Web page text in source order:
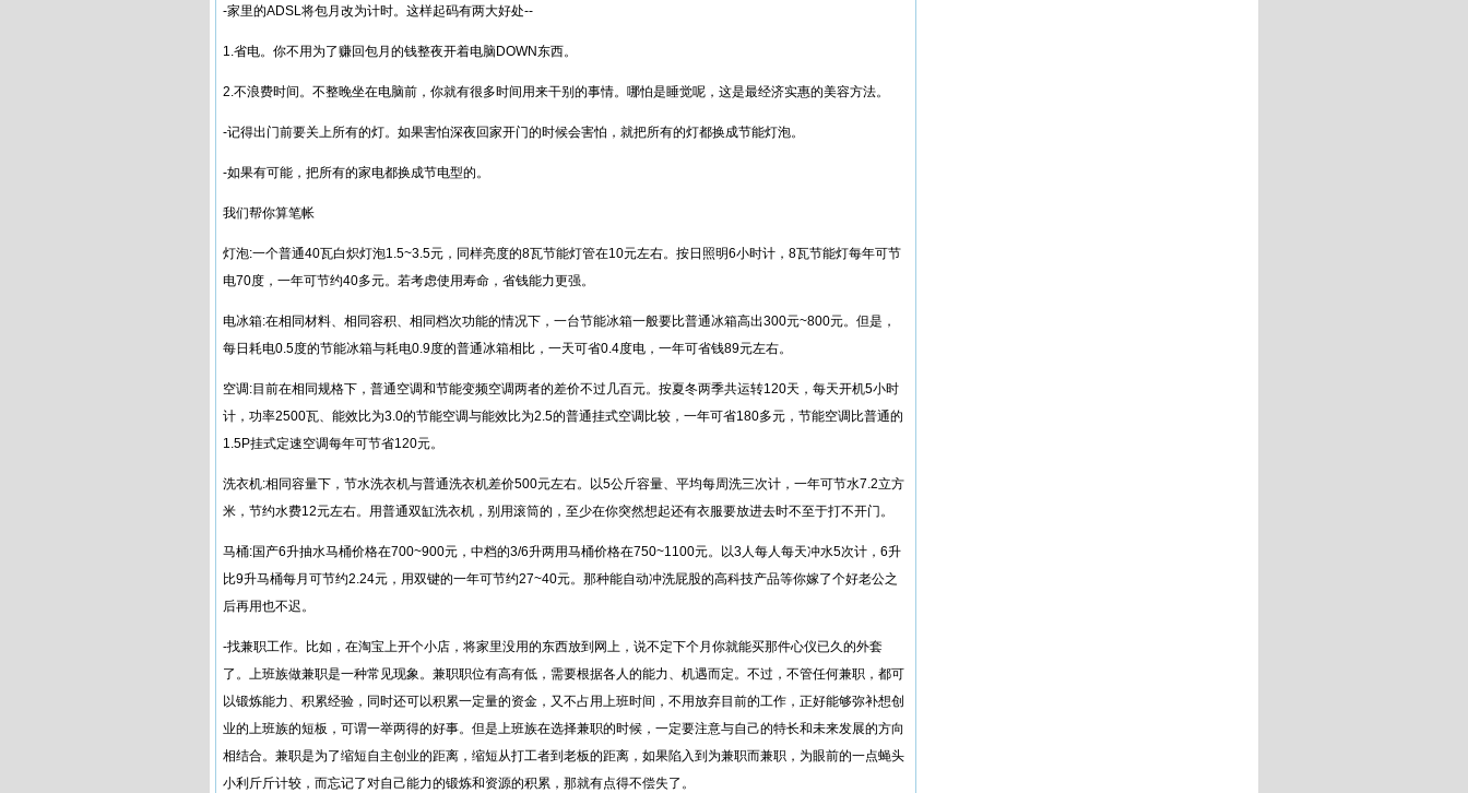
-家里的ADSL将包月改为计时。这样起码有两大好处--
1.省电。你不用为了赚回包月的钱整夜开着电脑DOWN东西。
2.不浪费时间。不整晚坐在电脑前，你就有很多时间用来干别的事情。哪怕是睡觉呢，这是最经济实惠的美容方法。
-记得出门前要关上所有的灯。如果害怕深夜回家开门的时候会害怕，就把所有的灯都换成节能灯泡。
-如果有可能，把所有的家电都换成节电型的。
我们帮你算笔帐
灯泡:一个普通40瓦白炽灯泡1.5~3.5元，同样亮度的8瓦节能灯管在10元左右。按日照明6小时计，8瓦节能灯每年可节
电70度，一年可节约40多元。若考虑使用寿命，省钱能力更强。
电冰箱:在相同材料、相同容积、相同档次功能的情况下，一台节能冰箱一般要比普通冰箱高出300元~800元。但是，
每日耗电0.5度的节能冰箱与耗电0.9度的普通冰箱相比，一天可省0.4度电，一年可省钱89元左右。
空调:目前在相同规格下，普通空调和节能变频空调两者的差价不过几百元。按夏冬两季共运转120天，每天开机5小时
计，功率2500瓦、能效比为3.0的节能空调与能效比为2.5的普通挂式空调比较，一年可省180多元，节能空调比普通的
1.5P挂式定速空调每年可节省120元。
洗衣机:相同容量下，节水洗衣机与普通洗衣机差价500元左右。以5公斤容量、平均每周洗三次计，一年可节水7.2立方
米，节约水费12元左右。用普通双缸洗衣机，别用滚筒的，至少在你突然想起还有衣服要放进去时不至于打不开门。
马桶:国产6升抽水马桶价格在700~900元，中档的3/6升两用马桶价格在750~1100元。以3人每人每天冲水5次计，6升
比9升马桶每月可节约2.24元，用双键的一年可节约27~40元。那种能自动冲洗屁股的高科技产品等你嫁了个好老公之
后再用也不迟。
-找兼职工作。比如，在淘宝上开个小店，将家里没用的东西放到网上，说不定下个月你就能买那件心仪已久的外套
了。上班族做兼职是一种常见现象。兼职职位有高有低，需要根据各人的能力、机遇而定。不过，不管任何兼职，都可
以锻炼能力、积累经验，同时还可以积累一定量的资金，又不占用上班时间，不用放弃目前的工作，正好能够弥补想创
业的上班族的短板，可谓一举两得的好事。但是上班族在选择兼职的时候，一定要注意与自己的特长和未来发展的方向
相结合。兼职是为了缩短自主创业的距离，缩短从打工者到老板的距离，如果陷入到为兼职而兼职，为眼前的一点蝇头
小利斤斤计较，而忘记了对自己能力的锻炼和资源的积累，那就有点得不偿失了。